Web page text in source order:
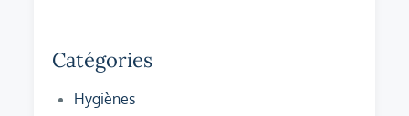
Catégories
Hygiènes